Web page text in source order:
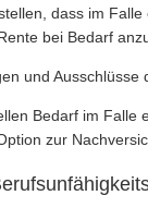
dass im
bei Bedarf
und
Bedarf im Falle
zur